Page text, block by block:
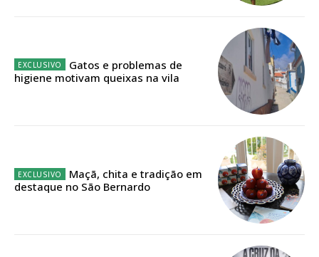
Ofertas para assinatura anual
ASSINATURA
DIGITAL ANUAL
Gatos e problemas de
higiene motivam queixas na vila
Maçã, chita e tradição em
destaque no São Bernardo